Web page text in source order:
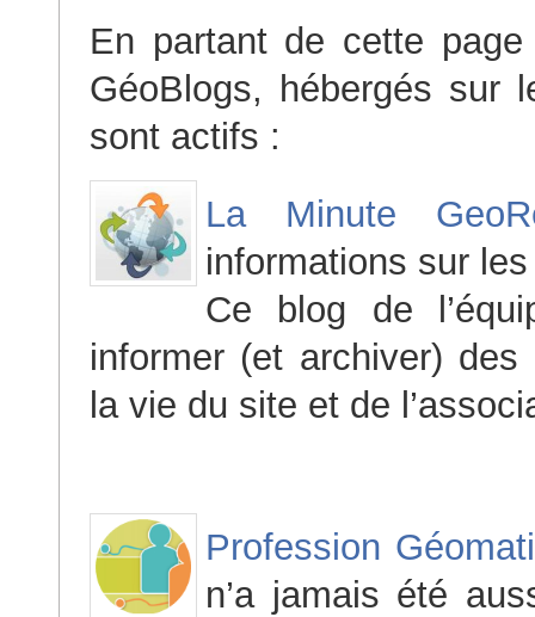
En partant de cette
GéoBlogs, hébergés sur
sont actifs :
La Minute
informations sur
Ce blog de
informer (et archiver)
la vie du site et de
Profession
n’a jamais été